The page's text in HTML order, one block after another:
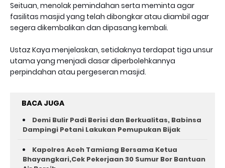
Seituan, menolak pemindahan serta meminta agar
fasilitas masjid yang telah dibongkar atau diambil agar
segera dikembalikan dan dipasang kembali.
Ustaz Kaya menjelaskan, setidaknya terdapat tiga unsur
utama yang menjadi dasar diperbolehkannya
perpindahan atau pergeseran masjid.
BACA JUGA
Demi Bulir Padi Berisi dan Berkualitas, Babinsa
Dampingi Petani Lakukan Pemupukan Bijak
Kapolres Aceh Tamiang Bersama Ketua
Bhayangkari,Cek Pekerjaan 30 Sumur Bor Bantuan